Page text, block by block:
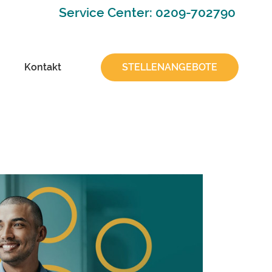
Service Center: 0209-702790
Kontakt STELLENANGEBOTE